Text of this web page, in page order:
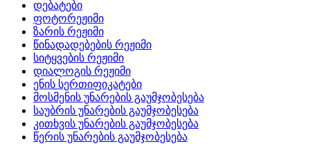
დებატები
ფოტორეჟიმი
ზარის რეჟიმი
წინადადებების რეჟიმი
სიტყვების რეჟიმი
დიალოგის რეჟიმი
ენის სერთიფიკატები
მოსმენის უნარების გაუმჯობესება
საუბრის უნარების გაუმჯობესება
კითხვის უნარების გაუმჯობესება
წერის უნარების გაუმჯობესება